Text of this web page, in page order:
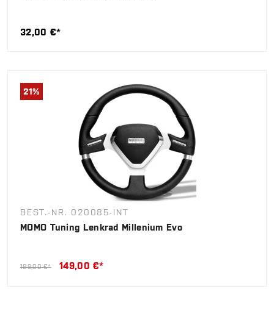
32,00 €*
21%
BEST.-NR. 020085-INT
MOMO Tuning Lenkrad Millenium Evo
189,00 €* 149,00 €*